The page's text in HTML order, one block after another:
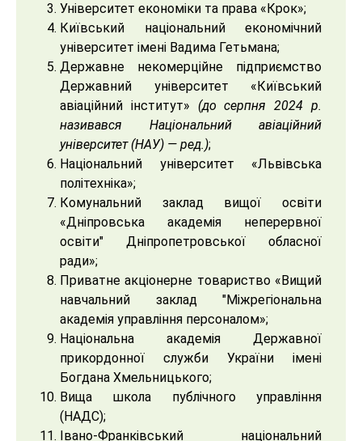
Університет економіки та права «Крок»;
Київський національний економічний
університет імені Вадима Гетьмана;
Державне некомерційне підприємство
Державний університет «Київський
авіаційний інститут» (до серпня 2024 р.
називався Національний авіаційний
університет (НАУ) — ред.);
Національний університет «Львівська
політехніка»;
Комунальний заклад вищої освіти
«Дніпровська академія неперервної
освіти" Дніпропетровської обласної
ради»;
Приватне акціонерне товариство «Вищий
навчальний заклад "Міжрегіональна
академія управління персоналом»;
Національна академія Державної
прикордонної служби України імені
Богдана Хмельницького;
Вища школа публічного управління
(НАДС);
Івано-Франківський національний